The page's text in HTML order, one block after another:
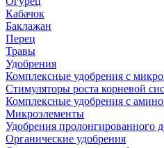
Кабачок
Баклажан
Перец
Травы
Удобрения
Комплексные удобрения с
Стимуляторы роста корневой
Комплексные удобрения с
Микроэлементы
Удобрения пролонгированного
Органические удобрения